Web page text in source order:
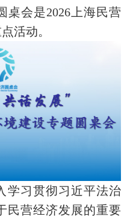
桌会是2026上海民营
活动。
学习贯彻习近平法治
民营经济发展的重要